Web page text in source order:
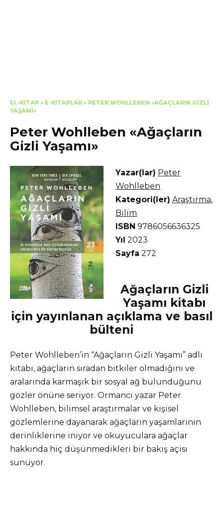
EL-KITAP » E-KITAPLAR » PETER WOHLLEBEN «AĞAÇLARIN GIZLI
YAŞAMI»
Peter Wohlleben «Ağaçların
Gizli Yaşamı»
Yazar(lar) Peter
Wohlleben
Kategori(ler) Araştırma,
Bilim
ISBN 9786056636325
Yıl 2023
Sayfa 272
Ağaçların Gizli
Yaşamı kitabı
için yayınlanan açıklama ve basıl
bülteni
Peter Wohlleben’in “Ağaçların Gizli Yaşamı” adlı
kitabı, ağaçların sıradan bitkiler olmadığını ve
aralarında karmaşık bir sosyal ağ bulunduğunu
gözler önüne seriyor. Ormancı yazar Peter
Wohlleben, bilimsel araştırmalar ve kişisel
gözlemlerine dayanarak ağaçların yaşamlarının
derinliklerine iniyor ve okuyuculara ağaçlar
hakkında hiç düşünmedikleri bir bakış açısı
sunuyor.